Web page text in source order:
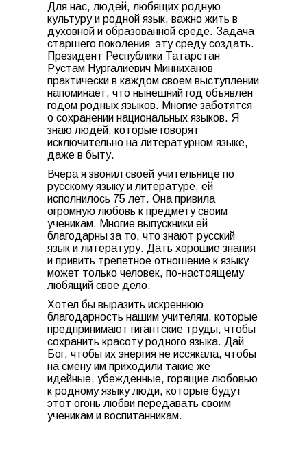
Для нас, людей, любящих родную
культуру и родной язык, важно жить в
духовной и образованной среде. Задача
старшего поколения эту среду создать.
Президент Республики Татарстан
Рустам Нургалиевич Минниханов
практически в каждом своем выступлении
напоминает, что нынешний год объявлен
годом родных языков. Многие заботятся
о сохранении национальных языков. Я
знаю людей, которые говорят
исключительно на литературном языке,
даже в быту.
Вчера я звонил своей учительнице по
русскому языку и литературе, ей
исполнилось 75 лет. Она привила
огромную любовь к предмету своим
ученикам. Многие выпускники ей
благодарны за то, что знают русский
язык и литературу. Дать хорошие знания
и привить трепетное отношение к языку
может только человек, по-настоящему
любящий свое дело.
Хотел бы выразить искреннюю
благодарность нашим учителям, которые
предпринимают гигантские труды, чтобы
сохранить красоту родного языка. Дай
Бог, чтобы их энергия не иссякала, чтобы
на смену им приходили такие же
идейные, убежденные, горящие любовью
к родному языку люди, которые будут
этот огонь любви передавать своим
ученикам и воспитанникам.